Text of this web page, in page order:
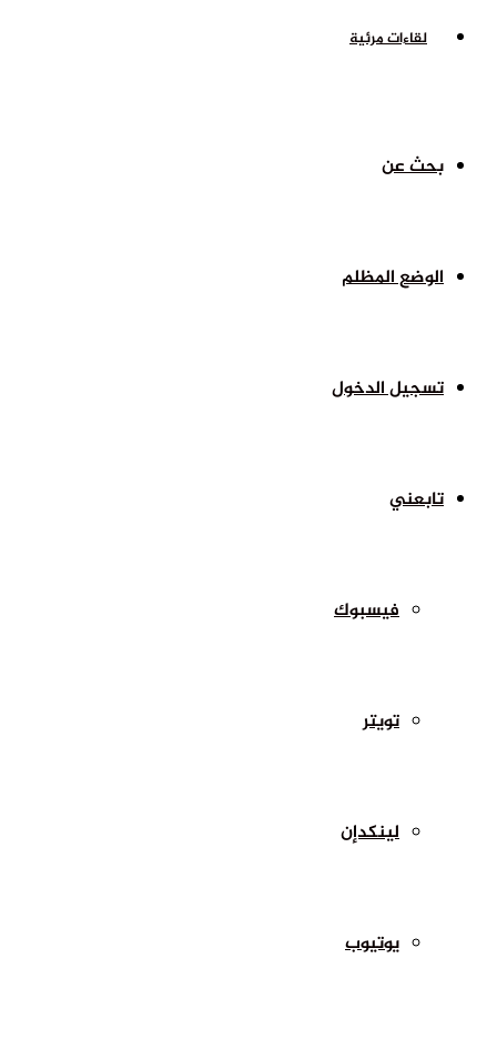
لقاءات مرئية
بحث عن
الوضع المظلم
تسجيل الدخول
تابعني
فيسبوك
تويتر
لينكدإن
يوتيوب